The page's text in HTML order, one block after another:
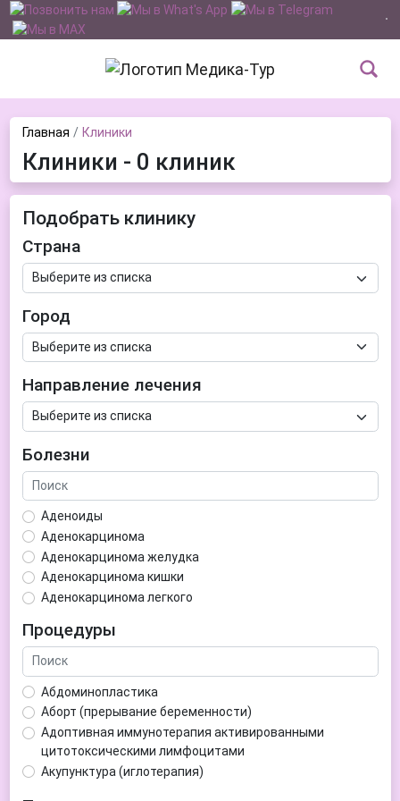
Главная Клиники
Клиники - 0 клиник
Подобрать клинику
Страна
Город
Направление лечения
Болезни
Аденоиды
Аденокарцинома
Аденокарцинома желудка
Аденокарцинома кишки
Аденокарцинома легкого
Аденома гипофиза
Аденома простаты
Аденома щитовидной железы
Аденомиоз
Адентия
Азооспермия
Акне (угри)
Алкоголизм
Процедуры
Абдоминопластика
Аборт (прерывание беременности)
Адоптивная иммунотерапия активированными
цитотоксическими лимфоцитами
Акупунктура (иглотерапия)